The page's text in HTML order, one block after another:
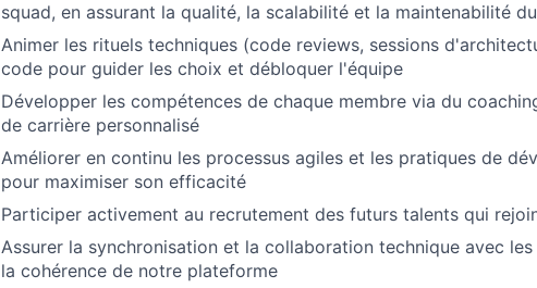
squad, en assurant la qualité, la scalabilité et la maintenabilité
Animer les rituels techniques (code reviews, sessions
code pour guider les choix et débloquer l'équipe
Développer les compétences de chaque membre via du
de carrière personnalisé
Améliorer en continu les processus agiles et les pratiques de
pour maximiser son efficacité
Participer activement au recrutement des futurs talents qui
Assurer la synchronisation et la collaboration technique avec
la cohérence de notre plateforme